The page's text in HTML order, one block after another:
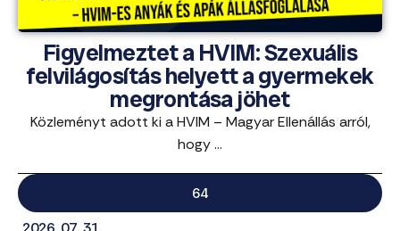
Figyelmeztet a HVIM: Szexuális
felvilágosítás helyett a gyermekek
megrontása jöhet
Közleményt adott ki a HVIM – Magyar Ellenállás arról,
hogy ...
64